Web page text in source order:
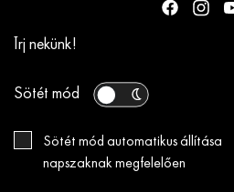
Írj nekünk!
Sötét mód
Sötét mód automatikus állítása
napszaknak megfelelően